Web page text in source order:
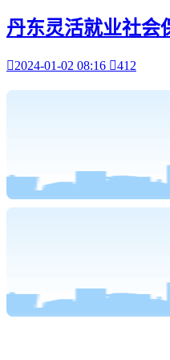
丹东灵活就业社会
2024-01-02 08:16 412